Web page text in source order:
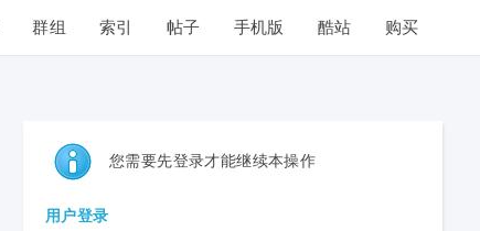
群组 索引 帖子 手机版 酷站 购买
您需要先登录才能继续本操作
用户登录